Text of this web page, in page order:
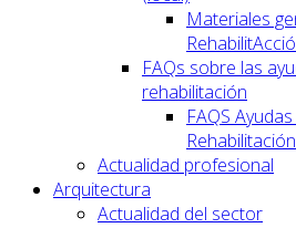
Materiales
FAQs sobre las
rehabilitación
FAQS
Actualidad profesional
Arquitectura
Actualidad del sector